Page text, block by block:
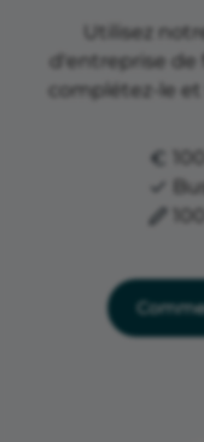
Utilisez
d'entreprise de
complétez-le et